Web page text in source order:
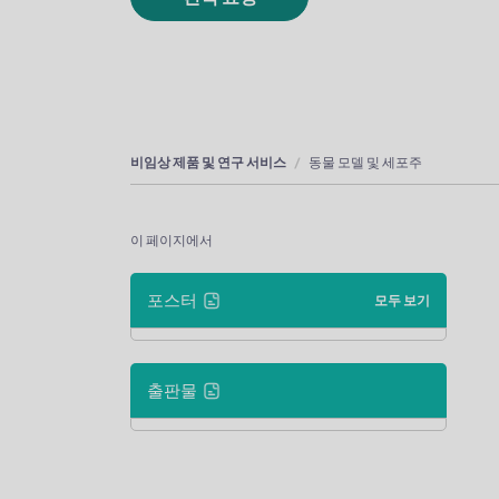
비임상 제품 및 연구 서비스 동물 모델 및 세포주
이 페이지에서
포스터 모두 보기
출판물